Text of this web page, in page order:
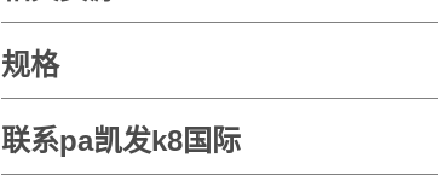
规格
联系pa凯发k8国际